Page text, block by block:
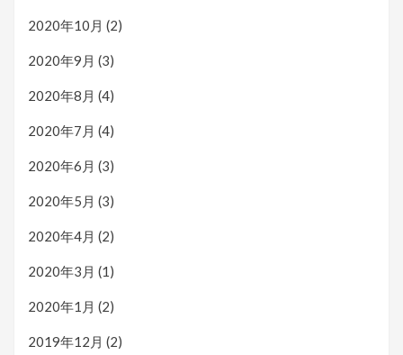
2020年10月 (2)
2020年9月 (3)
2020年8月 (4)
2020年7月 (4)
2020年6月 (3)
2020年5月 (3)
2020年4月 (2)
2020年3月 (1)
2020年1月 (2)
2019年12月 (2)